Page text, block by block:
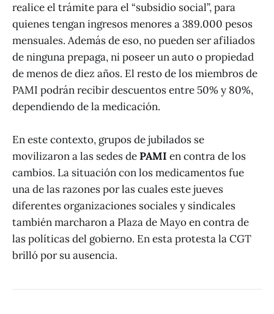
realice el trámite para el “subsidio social”, para
quienes tengan ingresos menores a 389.000 pesos
mensuales. Además de eso, no pueden ser afiliados
de ninguna prepaga, ni poseer un auto o propiedad
de menos de diez años. El resto de los miembros de
PAMI podrán recibir descuentos entre 50% y 80%,
dependiendo de la medicación.
En este contexto, grupos de jubilados se
movilizaron a las sedes dePAMI en contra de los
cambios. La situación con los medicamentos fue
una de las razones por las cuales este jueves
diferentes organizaciones sociales y sindicales
también marcharon a Plaza de Mayo en contra de
las políticas del gobierno. En esta protesta la CGT
brilló por su ausencia.